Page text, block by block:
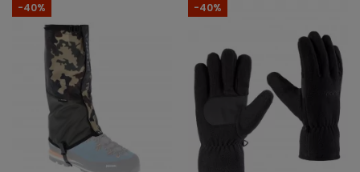
-40% -40%